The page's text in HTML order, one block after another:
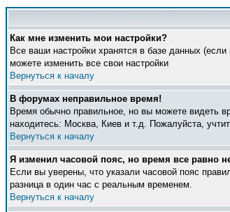
Как мне изменить мои настройки?
Все ваши настройки хранятся в базе данных
можете изменить все свои настройки
Вернуться к началу
В форумах неправильное время!
Время обычно правильное, но вы можете видеть
находитесь: Москва, Киев и т.д. Пожалуйста,
Вернуться к началу
Я изменил часовой пояс, но время все равно
Если вы уверены, что указали часовой пояс
разница в один час с реальным временем.
Вернуться к началу